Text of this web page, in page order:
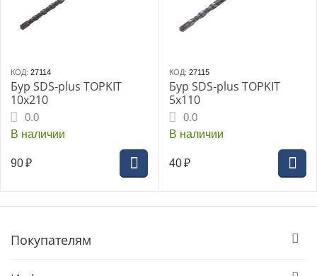
КОД: 27114
Бур SDS-plus TOPKIT
10х210
0.0
В наличии
90 ₽
КОД: 27115
Бур SDS-plus TOPKIT
5х110
0.0
В наличии
40 ₽
Покупателям